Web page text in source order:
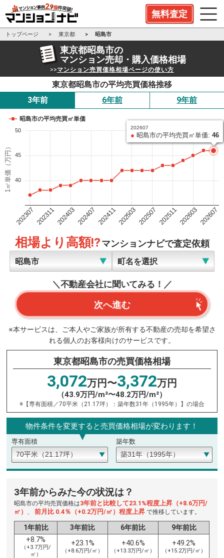
無料査定
トップページ 東京都 昭島市
東京都昭島市の
マンション売却・購入価格相場
>>マンション売買価格相場ページの使い方
東京都昭島市の平均売買価格推移
3年前
6年前 9年前
1㎡単価（万円）
昭島市の平均売買㎡単価
202307202311202403202407202411202503202507202511202603202607
40
45
50 202607
● 昭島市の平均売買㎡単価: 46
相場より高額!?マンションナビで査定依頼
＼不動産会社に聞いてみる！／
次へ進む
※本サービスは、ご本人やご家族が所有する不動産の売却を希望さ
れる個人のお客様向けのサービスです。
東京都昭島市の売買価格相場
3,072万円〜3,372万円
（43.9万円/m²〜48.2万円/m²）
※【専有面積／70平米（21.17坪）：築年数31年（1995年）】の場合
物件条件を変更すると売買価格相場が変わります！
専有面積 築年数
3年前からみた今の状況は？
昭島市の平均売買価格は3年前と比較して23.1%程度上昇（+8.6万円/
㎡） 、前月比 0.4％（+0.2万円/㎡）程度上昇で推移しています。
1年前比 3年前比 6年前比
9年前比
+8.7%
（+3.7万円/
㎡）
+23.1%
（+8.6万円/㎡）
+40.6%
（+13.3万円/㎡）
+49.2%
（+15.2万円/㎡）